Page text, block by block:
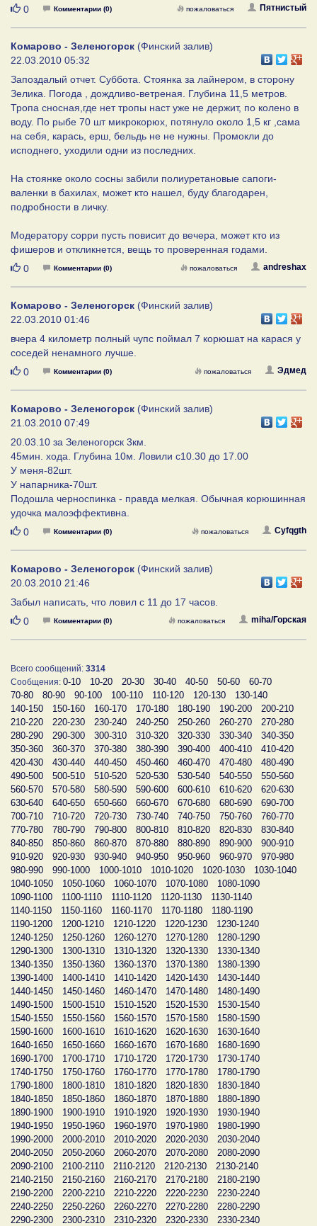
Нравится
0 Комментарии (0) Пятнистый
пожаловаться
Комарово - Зеленогорск (Финский залив)
22.03.2010 05:32
Запоздалый отчет. Суббота. Стоянка за лайнером, в сторону
Зелика. Погода , дождливо-ветреная. Глубина 11,5 метров.
Тропа сносная,где нет тропы наст уже не держит, по колено в
воду. По рыбе 70 шт микрокорюх, потянуло около 1,5 кг ,сама
на себя, карась, ерш, бельдь не не нужны. Промокли до
исподнего, уходили одни из последних.
На стоянке около сосны забили полиуретановые сапоги-
валенки в бахилах, может кто нашел, буду благодарен,
подробности в личку.
Модератору сорри пусть повисит до вечера, может кто из
фишеров и откликнется, вещь то проверенная годами.
Нравится
0 Комментарии (0) andreshax
пожаловаться
Комарово - Зеленогорск (Финский залив)
22.03.2010 01:46
вчера 4 километр полный чупс поймал 7 корюшат на карася у
соседей ненамного лучше.
Нравится
0 Комментарии (0) Эдмед
пожаловаться
Комарово - Зеленогорск (Финский залив)
21.03.2010 07:49
20.03.10 за Зеленогорск 3км.
45мин. хода. Глубина 10м. Ловили с10.30 до 17.00
У меня-82шт.
У напарника-70шт.
Подошла черноспинка - правда мелкая. Обычная корюшинная
удочка малоэффективна.
Нравится
0 Комментарии (0) Cyfqgth
пожаловаться
Комарово - Зеленогорск (Финский залив)
20.03.2010 21:46
Забыл написать, что ловил с 11 до 17 часов.
Нравится
0 Комментарии (0) miha/Горская
пожаловаться
Всего сообщений: 3314
Сообщения: 0-10 10-20 20-30 30-40 40-50 50-60
60-70
70-80
80-90 90-100 100-110 110-120 120-130
130-140
140-150
150-160 160-170 170-180 180-190 190-200
200-210
210-220
220-230 230-240 240-250 250-260 260-270
270-280
280-290
290-300 300-310 310-320 320-330 330-340
340-350
350-360
360-370 370-380 380-390 390-400 400-410
410-420
420-430
430-440 440-450 450-460 460-470 470-480
480-490
490-500
500-510 510-520 520-530 530-540 540-550
550-560
560-570
570-580 580-590 590-600 600-610 610-620
620-630
630-640
640-650 650-660 660-670 670-680 680-690
690-700
700-710
710-720 720-730 730-740 740-750 750-760
760-770
770-780
780-790 790-800 800-810 810-820 820-830
830-840
840-850
850-860 860-870 870-880 880-890 890-900
900-910
910-920
920-930 930-940 940-950 950-960 960-970
970-980
980-990
990-1000 1000-1010 1010-1020 1020-1030
1030-1040
1040-1050
1050-1060 1060-1070 1070-1080
1080-1090
1090-1100
1100-1110 1110-1120 1120-1130
1130-1140
1140-1150
1150-1160 1160-1170 1170-1180
1180-1190
1190-1200
1200-1210 1210-1220 1220-1230
1230-1240
1240-1250
1250-1260 1260-1270 1270-1280
1280-1290
1290-1300
1300-1310 1310-1320 1320-1330
1330-1340
1340-1350
1350-1360 1360-1370 1370-1380
1380-1390
1390-1400
1400-1410 1410-1420 1420-1430
1430-1440
1440-1450
1450-1460 1460-1470 1470-1480
1480-1490
1490-1500
1500-1510 1510-1520 1520-1530
1530-1540
1540-1550
1550-1560 1560-1570 1570-1580
1580-1590
1590-1600
1600-1610 1610-1620 1620-1630
1630-1640
1640-1650
1650-1660 1660-1670 1670-1680
1680-1690
1690-1700
1700-1710 1710-1720 1720-1730
1730-1740
1740-1750
1750-1760 1760-1770 1770-1780
1780-1790
1790-1800
1800-1810 1810-1820 1820-1830
1830-1840
1840-1850
1850-1860 1860-1870 1870-1880
1880-1890
1890-1900
1900-1910 1910-1920 1920-1930
1930-1940
1940-1950
1950-1960 1960-1970 1970-1980
1980-1990
1990-2000
2000-2010 2010-2020 2020-2030
2030-2040
2040-2050
2050-2060 2060-2070 2070-2080
2080-2090
2090-2100
2100-2110 2110-2120 2120-2130
2130-2140
2140-2150
2150-2160 2160-2170 2170-2180
2180-2190
2190-2200
2200-2210 2210-2220 2220-2230
2230-2240
2240-2250
2250-2260 2260-2270 2270-2280
2280-2290
2290-2300
2300-2310 2310-2320 2320-2330
2330-2340